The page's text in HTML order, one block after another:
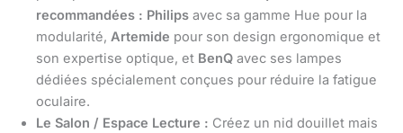
recommandées : Philips avec sa gamme Hue pour la
modularité, Artemide pour son design ergonomique et
son expertise optique, et BenQ avec ses lampes
dédiées spécialement conçues pour réduire la fatigue
oculaire.
Le Salon / Espace Lecture : Créez un nid douillet mais